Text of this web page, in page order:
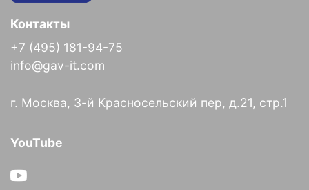
Контакты
+7 (495) 181-94-75
info@gav-it.com
г. Москва, 3-й Красносельский пер, д.21, стр.1
YouTube